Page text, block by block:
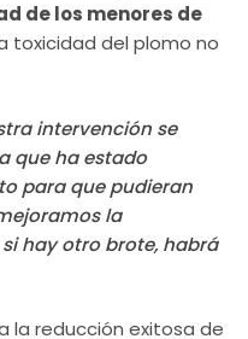
de los menores de
toxicidad del plomo no
intervención se
que ha estado
para que pudieran
la
hay otro brote, habrá
la reducción exitosa de